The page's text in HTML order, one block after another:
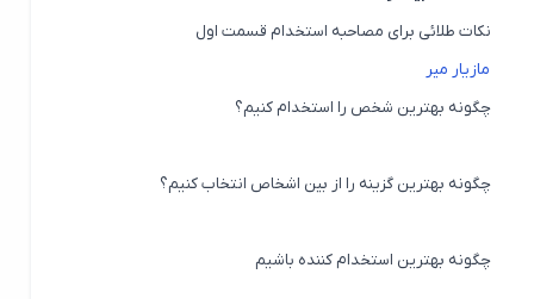
نکات طلائی برای مصاحبه استخدام قسمت اول
مازیار میر
چگونه بهترین شخص را استخدام کنیم؟
چگونه بهترین گزینه را از بین اشخاص انتخاب کنیم؟
چگونه بهترین استخدام کننده باشیم